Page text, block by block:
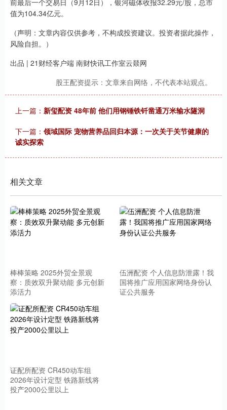
前最后一个交易日（9月12日），银河磁体收报32.29元/股，总市
值为104.34亿元。
（声明：文章内容仅供参考，不构成投资建议。投资者据此操作，
风险自担。）
出品 | 21财经客户端 南财快讯工作室云燚网
股王配资提示：文章来自网络，不代表本站观点。
上一篇： 新玺配资 48年前 他们用钢锤铁钎凿通万米输水隧洞
下一篇： 领域国际 宠物营养品回归本源：一次关于关节健康的
诚实探索
相关文章
棒棒策略 2025外贸全景观
察：质效双升聚动能 多元创新
添活力
伍洲配资 个人信息防泄露！我
国将推广应用国家网络身份认
证公共服务
证配所配资 CR450动车组
2026年设计定型 铁路新线将
投产2000公里以上